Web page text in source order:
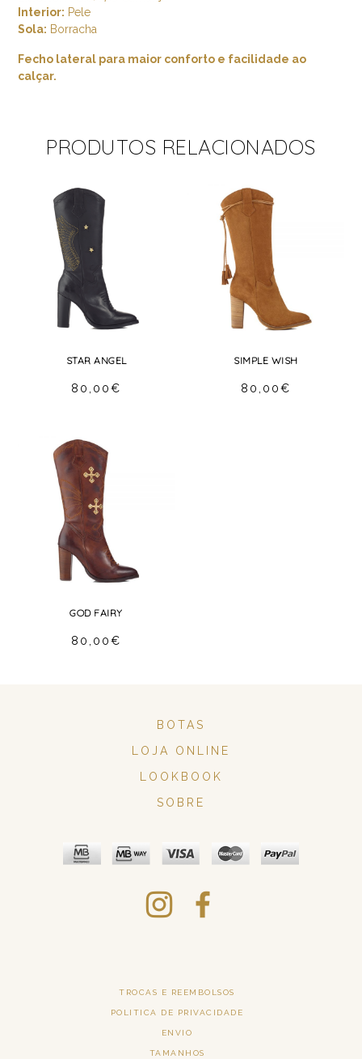
Interior: Pele
Sola: Borracha
Fecho lateral para maior conforto e facilidade ao
calçar.
PRODUTOS RELACIONADOS
STAR ANGEL
80,00€
SIMPLE WISH
80,00€
GOD FAIRY
80,00€
BOTAS
LOJA ONLINE
LOOKBOOK
SOBRE
TROCAS E REEMBOLSOS
POLITICA DE PRIVACIDADE
ENVIO
TAMANHOS